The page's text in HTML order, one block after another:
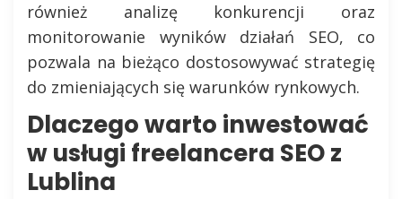
również analizę konkurencji oraz
monitorowanie wyników działań SEO, co
pozwala na bieżąco dostosowywać strategię
do zmieniających się warunków rynkowych.
Dlaczego warto inwestować
w usługi freelancera SEO z
Lublina